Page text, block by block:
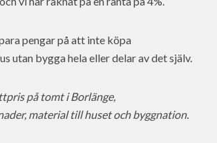
pengar på att inte köpa
utan bygga hela eller delar av det själv.
på tomt i Borlänge,
material till huset och byggnation.